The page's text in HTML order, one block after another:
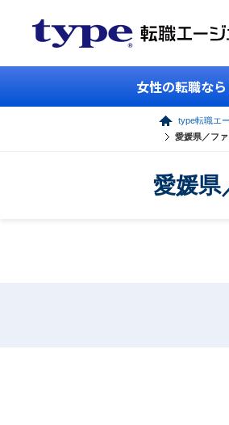
女性の転職なら
type転職エ
愛媛県／フ
愛媛県